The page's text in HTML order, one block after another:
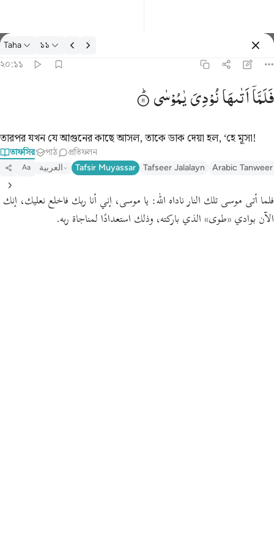
তাফসির: Taha ২০:১১
Taha ১১
২০:১১
فَلَمَّاۤاَتٰىهَانُوْدِیَیٰمُوْسٰی
তারপর যখন যে আগুনের কাছে আসল, তাকে ডাক দেয়া হল, ‘হে মূসা!
তাফসির পাঠ প্রতিফলন
Aa العربية Tafsir Muyassar Tafseer Jalalayn Arabic
فلما أتى موسى تلك النار ناداه الله: يا موسى، إني أنا ربك فاخلع نعليك، إنك
الآن بوادي «طوى» الذي باركته، وذلك استعدادًا لمناجاة ربه.